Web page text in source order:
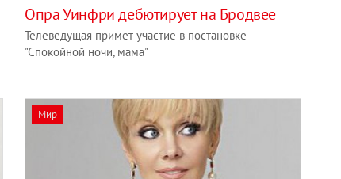
Опра Уинфри дебютирует на Бродвее
Телеведущая примет участие в постановке
"Спокойной ночи, мама"
Мир